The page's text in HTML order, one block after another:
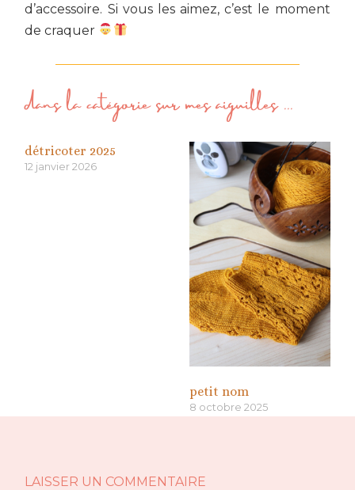
d’accessoire. Si vous les aimez, c’est le moment
de craquer
dans la catégoriesur mes aiguilles...
détricoter 2025
12 janvier 2026
petit nom
8 octobre 2025
LAISSER UN COMMENTAIRE